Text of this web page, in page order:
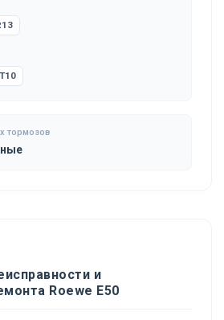
тормозов
и
Roewe E50